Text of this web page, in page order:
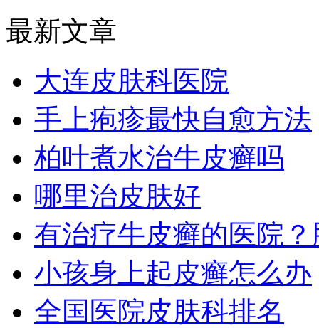
最新文章
大连皮肤科医院
手上疱疹最快自愈方法
柏叶煮水治牛皮癣吗
哪里治皮肤好
有治疗牛皮癣的医院
小孩身上起皮癣怎么办
全国医院皮肤科排名